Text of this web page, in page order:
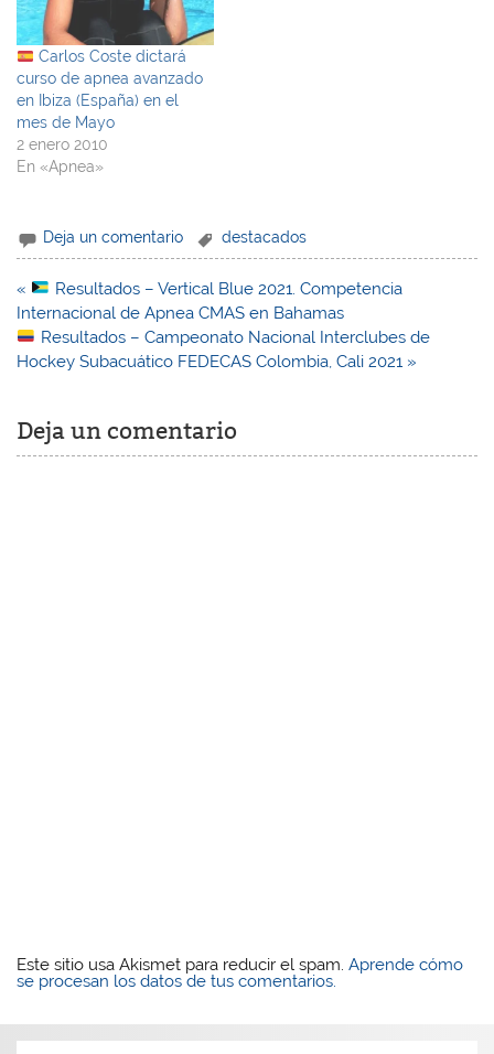
Carlos Coste dictará
curso de apnea avanzado
en Ibiza (España) en el
mes de Mayo
2 enero 2010
En «Apnea»
Deja un comentario destacados
Navegación
de
entradas
«
Resultados – Vertical Blue 2021. Competencia
Internacional de Apnea CMAS en Bahamas
Resultados – Campeonato Nacional Interclubes de
Hockey Subacuático FEDECAS Colombia, Cali 2021 »
Deja un comentario
Este sitio usa Akismet para reducir el spam.Aprende cómo
se procesan los datos de tus comentarios.